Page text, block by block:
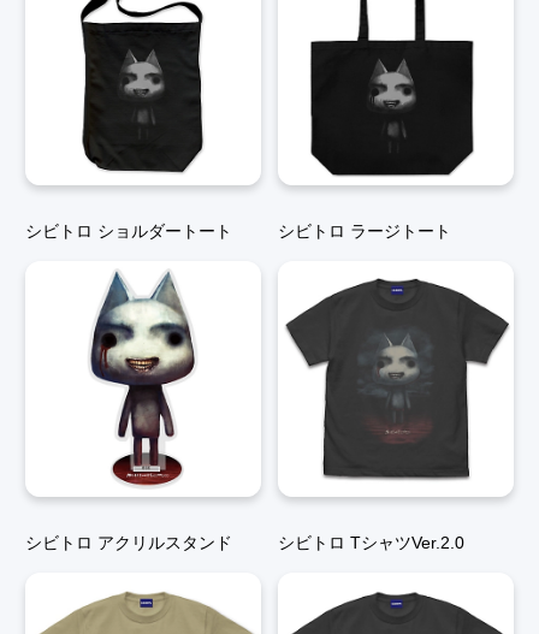
シビトロ ショルダートート シビトロ ラージトート
シビトロ アクリルスタンド シビトロ TシャツVer.2.0